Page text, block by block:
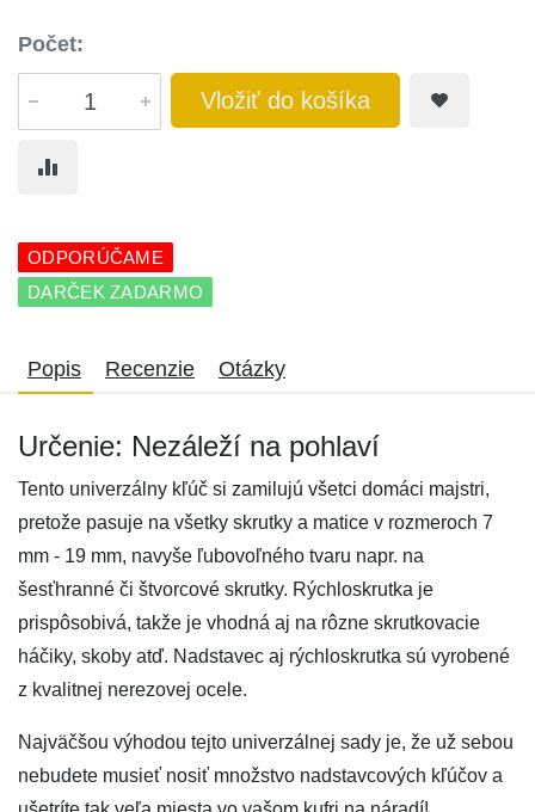
Počet:
Vložiť do košíka
ODPORÚČAME
DARČEK ZADARMO
Popis Recenzie Otázky
Určenie: Nezáleží na pohlaví
Tento univerzálny kľúč si zamilujú všetci domáci majstri,
pretože pasuje na všetky skrutky a matice v rozmeroch 7
mm - 19 mm, navyše ľubovoľného tvaru napr. na
šesťhranné či štvorcové skrutky. Rýchloskrutka je
prispôsobivá, takže je vhodná aj na rôzne skrutkovacie
háčiky, skoby atď. Nadstavec aj rýchloskrutka sú vyrobené
z kvalitnej nerezovej ocele.
Najväčšou výhodou tejto univerzálnej sady je, že už sebou
nebudete musieť nosiť množstvo nadstavcových kľúčov a